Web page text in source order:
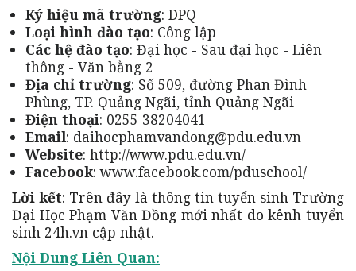
Ký hiệu mã trường: DPQ
Loại hình đào tạo: Công lập
Các hệ đào tạo: Đại học - Sau đại học - Liên
thông - Văn bằng 2
Địa chỉ trường: Số 509, đường Phan Đình
Phùng, TP. Quảng Ngãi, tỉnh Quảng Ngãi
Điện thoại: 0255 38204041
Email: daihocphamvandong@pdu.edu.vn
Website: http://www.pdu.edu.vn/
Facebook: www.facebook.com/pduschool/
Lời kết: Trên đây là thông tin tuyển sinh Trường
Đại Học Phạm Văn Đồng mới nhất do kênh tuyển
sinh 24h.vn cập nhật.
Nội Dung Liên Quan: